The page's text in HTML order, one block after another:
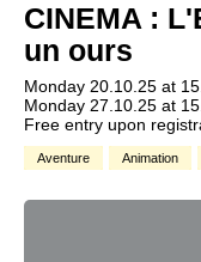
CINEMA :
un ours
Monday 20.10.25 at
Monday 27.10.25 at
Free entry upon
Aventure Animation